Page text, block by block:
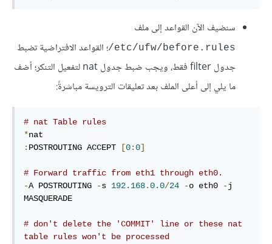
سنضيف الآن القواعد إلى ملف
/etc/ufw/before.rules؛ القواعد الافتراضية تضبط
جدول filter فقط، ويجب ضبط جدول nat لتفعيل التنكر؛ أضف
ما يلي إلى أعلى الملف بعد تعليقات الترويسة مباشرةً:
# nat Table rules
*
: POSTROUTING ACCEPT [0:0]
# Forward traffic from eth1 through eth0.
-A POSTROUTING -s 192.168.0.0/24 -o eth0 -j
MASQUERADE
# don't delete the 'COMMIT' line or these nat
table rules won't be processed